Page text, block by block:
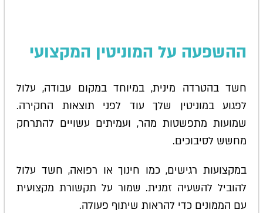
ההשפעה על המוניטין המקצועי
חשד בהטרדה מינית, במיוחד במקום עבודה, עלול
לפגוע במוניטין שלך עוד לפני תוצאות החקירה.
שמועות מתפשטות מהר, ועמיתים עשויים להתרחק
מחשש לסיבוכים.
במקצועות רגישים, כמו חינוך או רפואה, חשד עלול
להוביל להשעיה זמנית. שמור על תקשורת מקצועית
עם הממונים כדי להראות שיתוף פעולה.